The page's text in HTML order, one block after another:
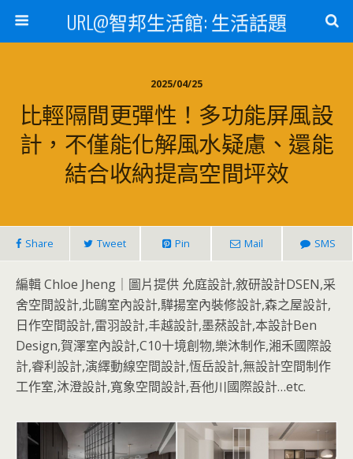
URL@智邦生活館: 生活話題
2025/04/25
比輕隔間更彈性！多功能屏風設
計，不僅能化解風水疑慮、還能
結合收納提高空間坪效
Share Tweet Pin Mail SMS
編輯 Chloe Jheng｜圖片提供 允庭設計,敘研設計DSEN,采
舍空間設計,北鷗室內設計,驊揚室內裝修設計,森之屋設計,
日作空間設計,雷羽設計,丰越設計,墨䔳設計,本設計Ben
Design,賀澤室內設計,C10十境創物,樂沐制作,湘禾國際設
計,睿利設計,演繹動線空間設計,恆岳設計,無設計空間制作
工作室,沐澄設計,寬象空間設計,吾他川國際設計…etc.